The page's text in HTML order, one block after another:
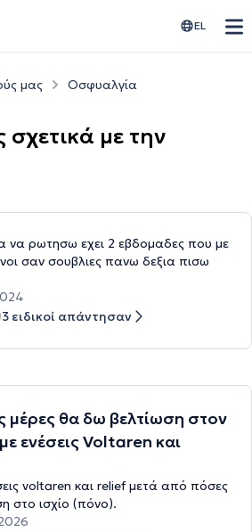
EL
μας Οσφυαλγία
σχετικά με την
να ρωτησω εχει 2 εβδομαδες που με
σαν σουβλιες πανω δεξια πισω
3 ειδικοί απάντησαν
μέρες θα δω βελτίωση στον
ενέσεις Voltaren και
voltaren και relief μετά από πόσες
στο ισχίο (πόνο).